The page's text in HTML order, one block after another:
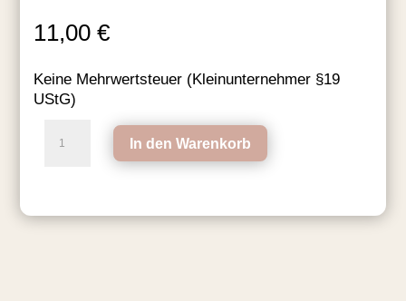
11,00€
Keine Mehrwertsteuer (Kleinunternehmer §19
UStG)
ZusammenfassungIn den Warenkorb